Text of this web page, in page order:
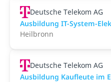
Deutsche Telekom AG
Ausbildung IT-System-
Heilbronn
Deutsche Telekom AG
Ausbildung Kaufleute im